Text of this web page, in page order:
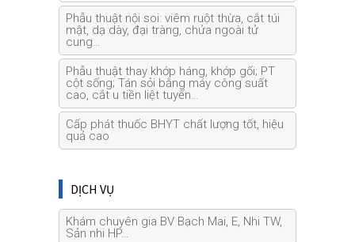
Phẫu thuật nội soi: viêm ruột thừa, cắt túi
mật, dạ dày, đại tràng, chửa ngoài tử
cung…
Phẫu thuật thay khớp háng, khớp gối; PT
cột sống; Tán sỏi bằng máy công suất
cao, cắt u tiền liệt tuyến…
Cấp phát thuốc BHYT chất lượng tốt, hiệu
quả cao
DỊCH VỤ
Khám chuyên gia BV Bạch Mai, E, Nhi TW,
Sản nhi HP…